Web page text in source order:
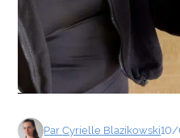
Faits
divers
Sports
Société
ParCyrielle Blazikowski10/